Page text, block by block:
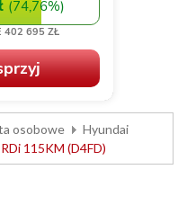
osobowe
Hyundai
115KM (D4FD)